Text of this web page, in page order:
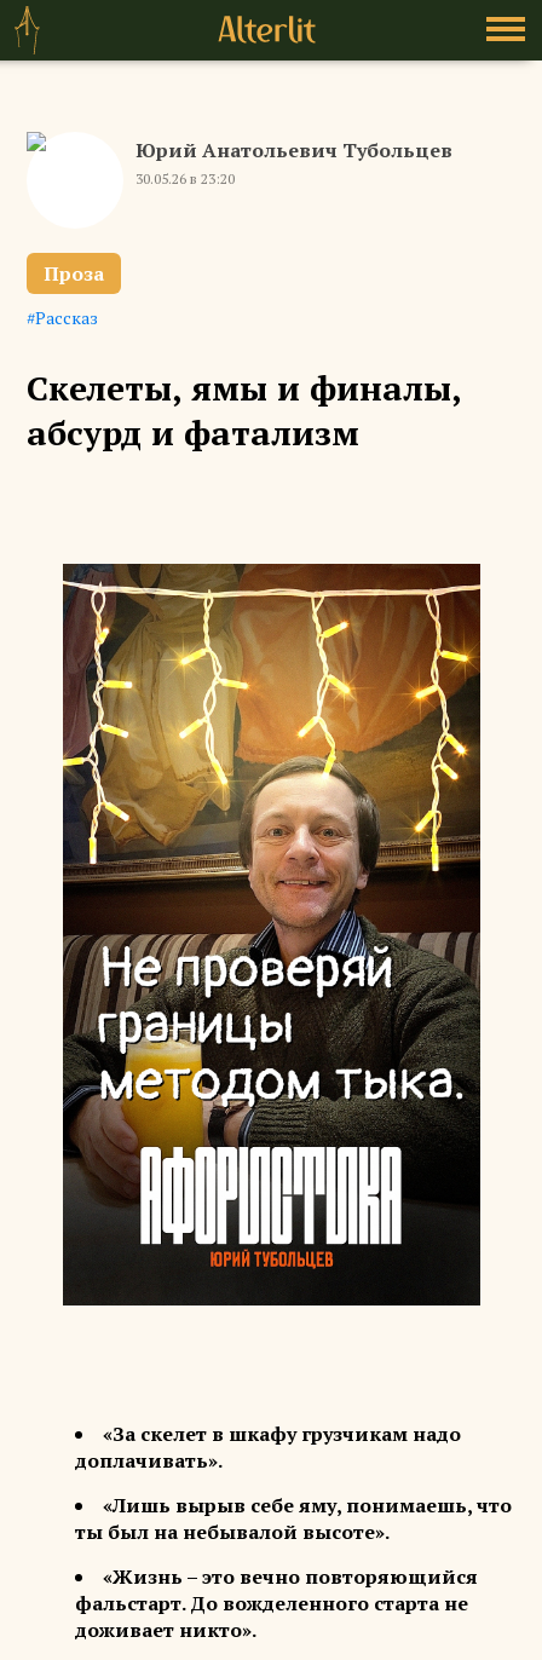
Юрий Анатольевич Тубольцев
30.05.26 в 23:20
Проза
Рассказ
Скелеты, ямы и финалы,
абсурд и фатализм
«За скелет в шкафу грузчикам надо
доплачивать».
«Лишь вырыв себе яму, понимаешь, что
ты был на небывалой высоте».
«Жизнь – это вечно повторяющийся
фальстарт. До вожделенного старта не
доживает никто».